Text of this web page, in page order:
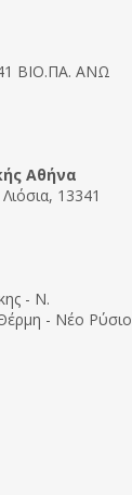
ΒΙΟ.ΠΑ. ΑΝΩ
Αθήνα
13341
- Ν.
- Νέο Ρύσιο